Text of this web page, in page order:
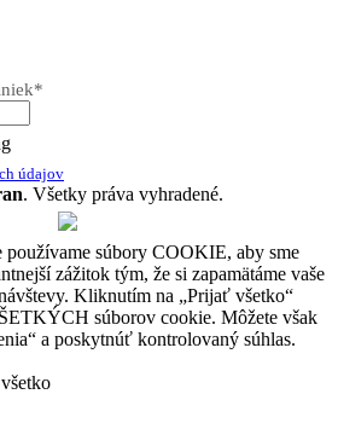
údajov
. Všetky práva vyhradené.
používame súbory COOKIE, aby sme
zážitok tým, že si zapamätáme vaše
Kliknutím na „Prijať všetko“
súborov cookie. Môžete však
a poskytnúť kontrolovaný súhlas.